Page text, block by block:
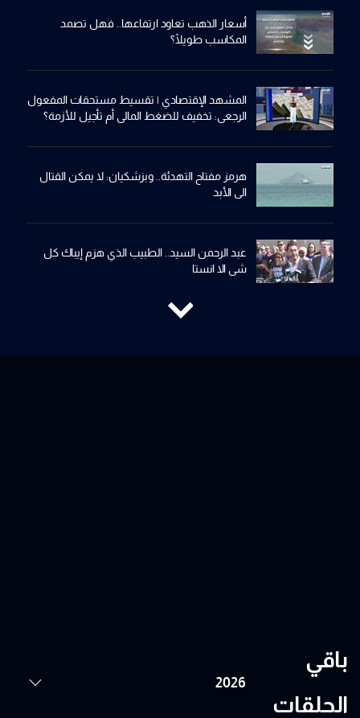
أسعار الذهب تعاود ارتفاعها.. فهل تصمد
المكاسب طويلًا؟
المشهد الإقتصادي | تقسيط مستحقات المفعول
الرجعي: تخفيف للضغط المالي أم تأجيل للأزمة؟
هرمز مفتاح التهدئة.. وبزشكيان: لا يمكن القتال
الى الأبد
عبد الرحمن السيد.. الطبيب الذي هزم إيباك كل
شي الا انستا
باقي
الحلقات